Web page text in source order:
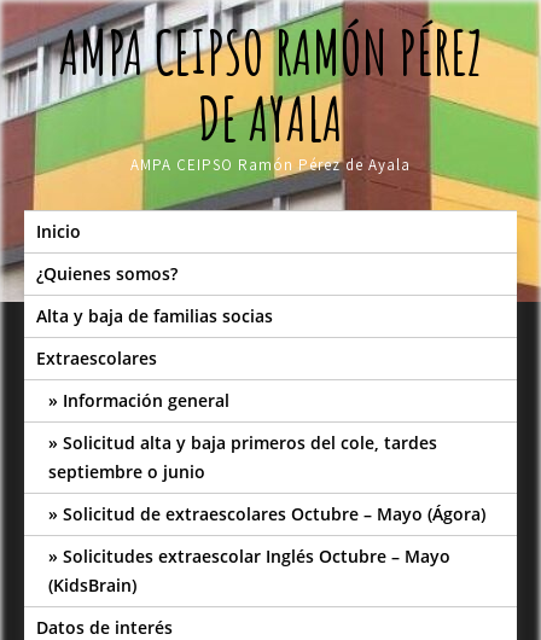
Skip
to
contentAMPA CEIPSO RAMÓN PÉREZ
DE AYALA
AMPA CEIPSO Ramón Pérez de Ayala
Inicio
¿Quienes somos?
Alta y baja de familias socias
Extraescolares
Información general
Solicitud alta y baja primeros del cole, tardes
septiembre o junio
Solicitud de extraescolares Octubre – Mayo (Ágora)
Solicitudes extraescolar Inglés Octubre – Mayo
(KidsBrain)
Datos de interés